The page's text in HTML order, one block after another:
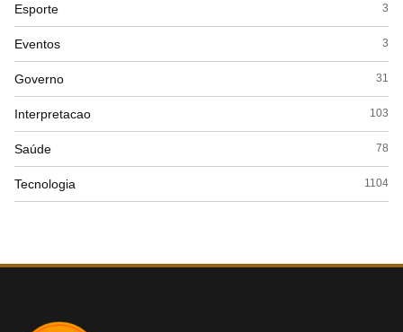
Esporte 3
Eventos 3
Governo 31
Interpretacao 103
Saúde 78
Tecnologia 1104